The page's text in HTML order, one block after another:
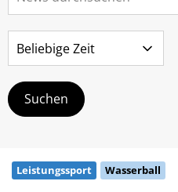
Leistungssport Wasserball
Schwimmen lernen
Sportentwicklung
Service
Lizenzwesen
Zentrale Hinweisstelle
Anti-Doping
Recht auf sicheren Schwimmsport
Abteilungen
Freiwasserschwimmen